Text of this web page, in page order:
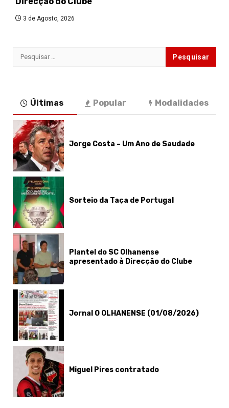
3 de Agosto, 2026
Pesquisar
Últimas Popular Modalidades
Jorge Costa – Um Ano de Saudade
Sorteio da Taça de Portugal
Plantel do SC Olhanense
apresentado à Direcção do Clube
Jornal O OLHANENSE (01/08/2026)
Miguel Pires contratado